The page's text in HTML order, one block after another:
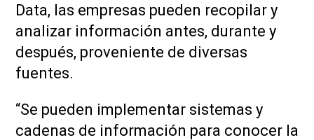
Data, las empresas pueden recopilar y
analizar información antes, durante y
después, proveniente de diversas
fuentes.
“Se pueden implementar sistemas y
cadenas de información para conocer la